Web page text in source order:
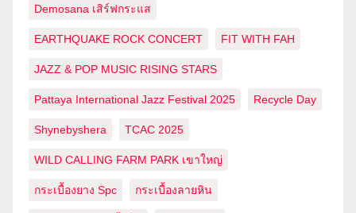
Demosana เสิร์ฟกระแส
EARTHQUAKE ROCK CONCERT FIT WITH FAH
JAZZ & POP MUSIC RISING STARS
Pattaya International Jazz Festival 2025 Recycle Day
Shynebyshera TCAC 2025
WILD CALLING FARM PARK เขาใหญ่
กระเบื้องยาง Spc กระเบื้องลายหิน